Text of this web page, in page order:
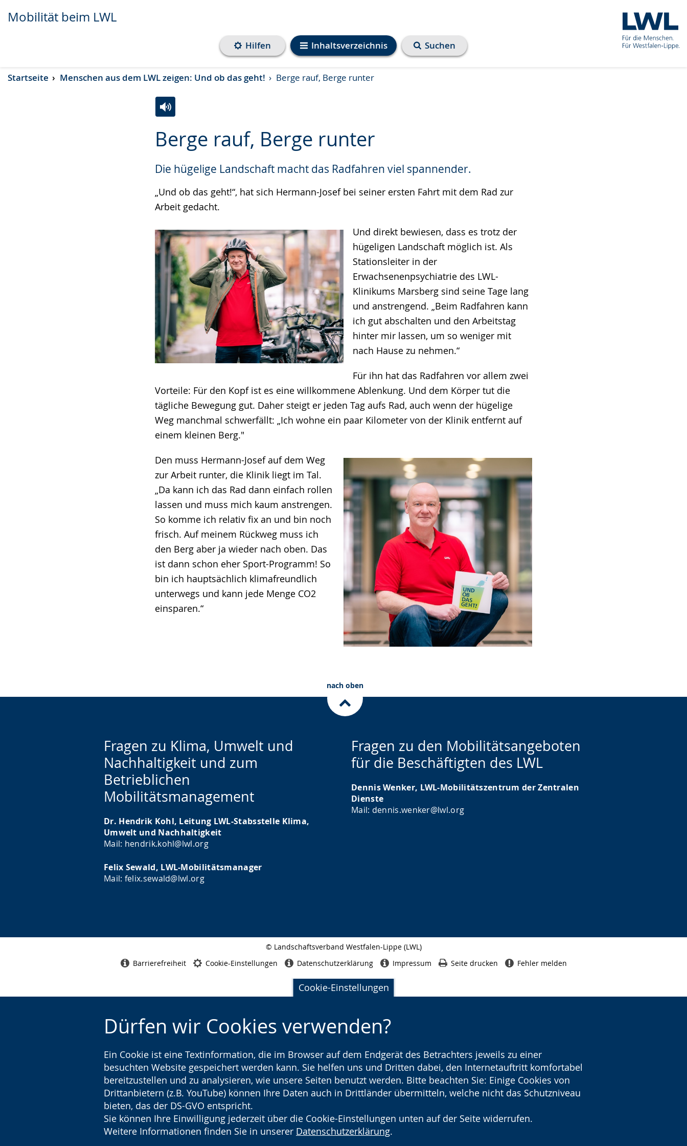
Transkript anzeigen
Abspielen
Pausieren
Mobilität beim LWL
Inhaltsverzeichnis
Hilfen Suchen
Cookie-Einstellungen
Dürfen wir Cookies verwenden?
Ein Cookie ist eine Textinformation, die im Browser auf dem Endgerät des Betrachters jeweils zu einer
besuchten Website gespeichert werden kann. Sie helfen uns und Dritten dabei, den Internetauftritt komfortabel
bereitzustellen und zu analysieren, wie unsere Seiten benutzt werden. Bitte beachten Sie: Einige Cookies von
Drittanbietern (z.B. YouTube) können Ihre Daten auch in Drittländer übermitteln, welche nicht das Schutzniveau
bieten, das der DS-GVO entspricht.
Sie können Ihre Einwilligung jederzeit über die Cookie-Einstellungen unten auf der Seite widerrufen.
Weitere Informationen finden Sie in unserer Datenschutzerklärung.
Startseite Menschen aus dem LWL zeigen: Und ob das geht! Berge rauf, Berge runter
Berge rauf, Berge runter
Die hügelige Landschaft macht das Radfahren viel spannender.
„Und ob das geht!“, hat sich Hermann-Josef bei seiner ersten Fahrt mit dem Rad zur
Arbeit gedacht.
Und direkt bewiesen, dass es trotz der
hügeligen Landschaft möglich ist. Als
Stationsleiter in der
Erwachsenenpsychiatrie des LWL-
Klinikums Marsberg sind seine Tage lang
und anstrengend. „Beim Radfahren kann
ich gut abschalten und den Arbeitstag
hinter mir lassen, um so weniger mit
nach Hause zu nehmen.“
Für ihn hat das Radfahren vor allem zwei
Vorteile: Für den Kopf ist es eine willkommene Ablenkung. Und dem Körper tut die
tägliche Bewegung gut. Daher steigt er jeden Tag aufs Rad, auch wenn der hügelige
Weg manchmal schwerfällt: „Ich wohne ein paar Kilometer von der Klinik entfernt auf
einem kleinen Berg."
Den muss Hermann-Josef auf dem Weg
zur Arbeit runter, die Klinik liegt im Tal.
„Da kann ich das Rad dann einfach rollen
lassen und muss mich kaum anstrengen.
So komme ich relativ fix an und bin noch
frisch. Auf meinem Rückweg muss ich
den Berg aber ja wieder nach oben. Das
ist dann schon eher Sport-Programm! So
bin ich hauptsächlich klimafreundlich
unterwegs und kann jede Menge CO2
einsparen.“
Leichten
Sprache
wechseln.
Audio-
Unterstützung.
Video
Deutscher
wird
angezeigt.
nach oben
Fragen zu Klima, Umwelt und
Nachhaltigkeit und zum
Betrieblichen
Mobilitätsmanagement
Dr. Hendrik Kohl, Leitung LWL-Stabsstelle Klima,
Umwelt und Nachhaltigkeit
Mail: hendrik.kohl@lwl.org
Felix Sewald, LWL-Mobilitätsmanager
Mail: felix.sewald@lwl.org
Fragen zu den Mobilitätsangeboten
für die Beschäftigten des LWL
Dennis Wenker, LWL-Mobilitätszentrum der Zentralen
Dienste
Mail: dennis.wenker@lwl.org
© Landschaftsverband Westfalen-Lippe (LWL)
Barrierefreiheit Cookie-Einstellungen Datenschutzerklärung Impressum Seite drucken Fehler melden